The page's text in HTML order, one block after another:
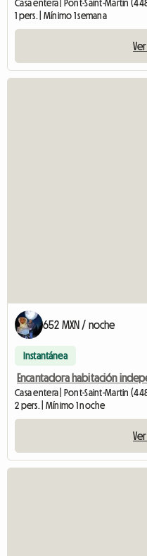
Casa entera | Pont-Saint-Martin
1 pers. | Mínimo 1 semana
652 MXN / noche
Instantánea
Encantadora habitación
Casa entera | Pont-Saint-Martin
2 pers. | Mínimo 1 noche